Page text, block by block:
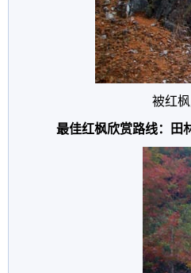
被红
最佳红枫欣赏路线：